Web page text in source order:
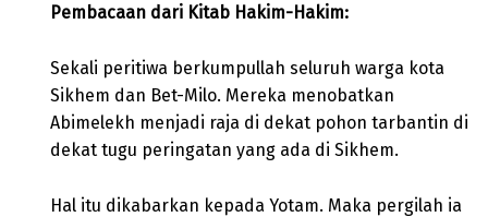
Pembacaan dari Kitab Hakim-Hakim:
Sekali peritiwa berkumpullah seluruh warga kota
Sikhem dan Bet-Milo. Mereka menobatkan
Abimelekh menjadi raja di dekat pohon tarbantin di
dekat tugu peringatan yang ada di Sikhem.
Hal itu dikabarkan kepada Yotam. Maka pergilah ia